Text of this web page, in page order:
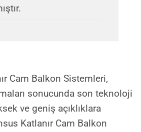
Cam Balkon Sistemleri,
sonucunda son teknoloji
ve geniş açıklıklara
Katlanır Cam Balkon